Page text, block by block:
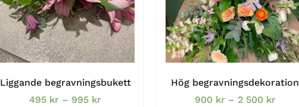
Liggande begravningsbukett
495 kr – 995 kr
Hög begravningsdekoration
900 kr – 2 500 kr